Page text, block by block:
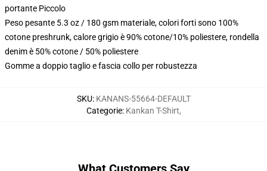
portante Piccolo
Peso pesante 5.3 oz / 180 gsm materiale, colori forti sono 100%
cotone preshrunk, calore grigio è 90% cotone/10% poliestere, rondella
denim è 50% cotone / 50% poliestere
Gomme a doppio taglio e fascia collo per robustezza
SKU: KANANS-55664-DEFAULT
Categorie: Kankan T-Shirt,